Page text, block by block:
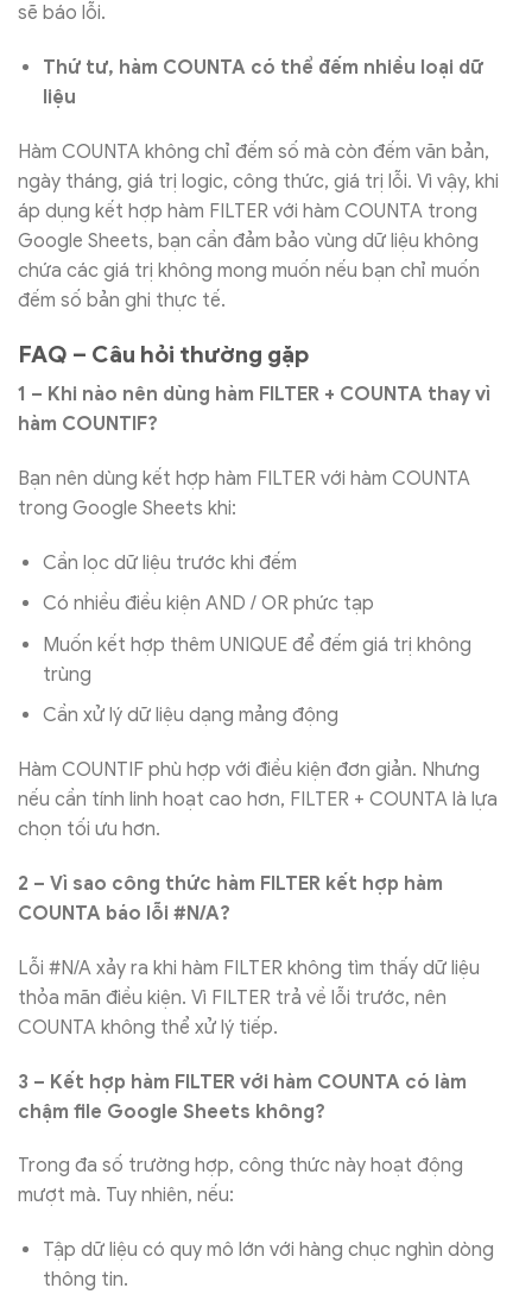
sẽ báo lỗi.
Thứ tư, hàm COUNTA có thể đếm nhiều loại dữ
liệu
Hàm COUNTA không chỉ đếm số mà còn đếm văn bản,
ngày tháng, giá trị logic, công thức, giá trị lỗi. Vì vậy, khi
áp dụng kết hợp hàm FILTER với hàm COUNTA trong
Google Sheets, bạn cần đảm bảo vùng dữ liệu không
chứa các giá trị không mong muốn nếu bạn chỉ muốn
đếm số bản ghi thực tế.
FAQ – Câu hỏi thường gặp
1 – Khi nào nên dùng hàm FILTER + COUNTA thay vì
hàm COUNTIF?
Bạn nên dùng kết hợp hàm FILTER với hàm COUNTA
trong Google Sheets khi:
Cần lọc dữ liệu trước khi đếm
Có nhiều điều kiện AND / OR phức tạp
Muốn kết hợp thêm UNIQUE để đếm giá trị không
trùng
Cần xử lý dữ liệu dạng mảng động
Hàm COUNTIF phù hợp với điều kiện đơn giản. Nhưng
nếu cần tính linh hoạt cao hơn, FILTER + COUNTA là lựa
chọn tối ưu hơn.
2 – Vì sao công thức hàm FILTER kết hợp hàm
COUNTA báo lỗi #N/A?
Lỗi #N/A xảy ra khi hàm FILTER không tìm thấy dữ liệu
thỏa mãn điều kiện. Vì FILTER trả về lỗi trước, nên
COUNTA không thể xử lý tiếp.
3 – Kết hợp hàm FILTER với hàm COUNTA có làm
chậm file Google Sheets không?
Trong đa số trường hợp, công thức này hoạt động
mượt mà. Tuy nhiên, nếu:
Tập dữ liệu có quy mô lớn với hàng chục nghìn dòng
thông tin.